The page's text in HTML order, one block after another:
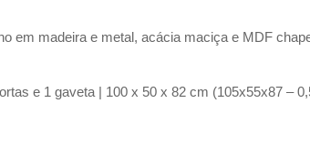
em madeira e metal, acácia maciça e MDF
e 1 gaveta | 100 x 50 x 82 cm (105x55x87 –